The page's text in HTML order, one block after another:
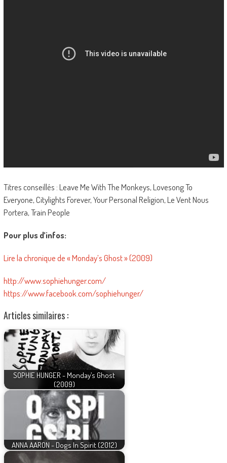
Titres conseillés : Leave Me With The Monkeys, Lovesong To
Everyone, Citylights Forever, Your Personal Religion, Le Vent Nous
Portera, Train People
Pour plus d’infos:
Lire la chronique de « Monday’s Ghost » (2009)
http://www.sophiehunger.com/
https://www.facebook.com/sophiehunger/
Articles similaires :
SOPHIE HUNGER - Monday’s Ghost
(2009)
ANNA AARON - Dogs In Spirit (2012)